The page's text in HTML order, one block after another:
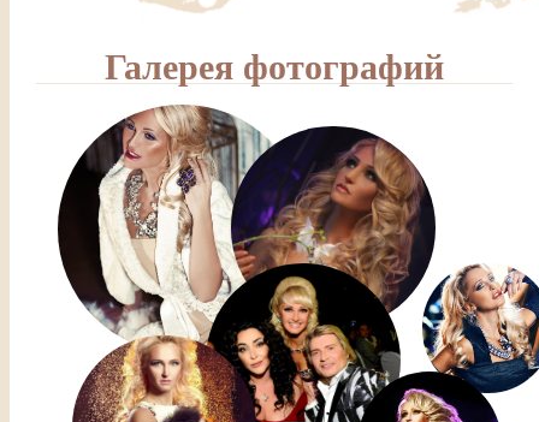
Галерея фотографий